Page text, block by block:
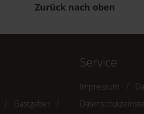
Zurück nach oben
Gastgeber
Service
Impressum